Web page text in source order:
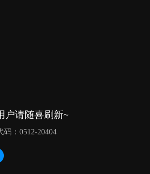
户请随喜刷新~
：0512-20404